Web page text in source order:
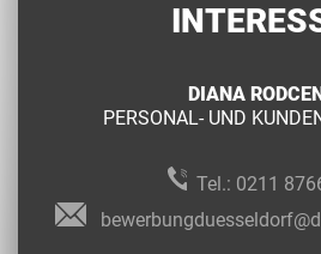
DIANA
PERSONAL- UND
Tel.: 0211